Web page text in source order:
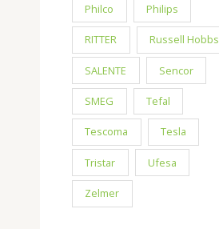
Philco Philips
RITTER Russell Hobbs
SALENTE Sencor
SMEG Tefal
Tescoma Tesla
Tristar Ufesa
Zelmer